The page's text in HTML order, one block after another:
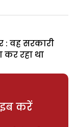
वह सरकारी
रहा था
करें